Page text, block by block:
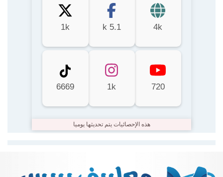
4k
5.1 k
1k
720
1k
6669
هذه الإحصائيات يتم تحديثها يوميا